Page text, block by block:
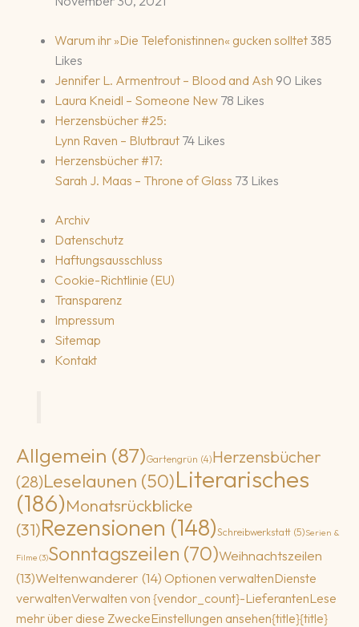
Warum ihr »Die Telefonistinnen« gucken solltet 385
Likes
Jennifer L. Armentrout – Blood and Ash 90 Likes
Laura Kneidl – Someone New 78 Likes
Herzensbücher #25:
Lynn Raven – Blutbraut 74 Likes
Herzensbücher #17:
Sarah J. Maas – Throne of Glass 73 Likes
Archiv
Datenschutz
Haftungsausschluss
Cookie-Richtlinie (EU)
Transparenz
Impressum
Sitemap
Kontakt
Allgemein (87)Gartengrün (4)Herzensbücher
(28)Leselaunen (50)Literarisches
(186)Monatsrückblicke
(31)Rezensionen (148)Schreibwerkstatt (5)Serien &
Filme (3)Sonntagszeilen (70)Weihnachtszeilen
(13)Weltenwanderer (14) Optionen verwaltenDienste
verwaltenVerwalten von {vendor_count}-LieferantenLese
mehr über diese ZweckeEinstellungen ansehen{title}{title}